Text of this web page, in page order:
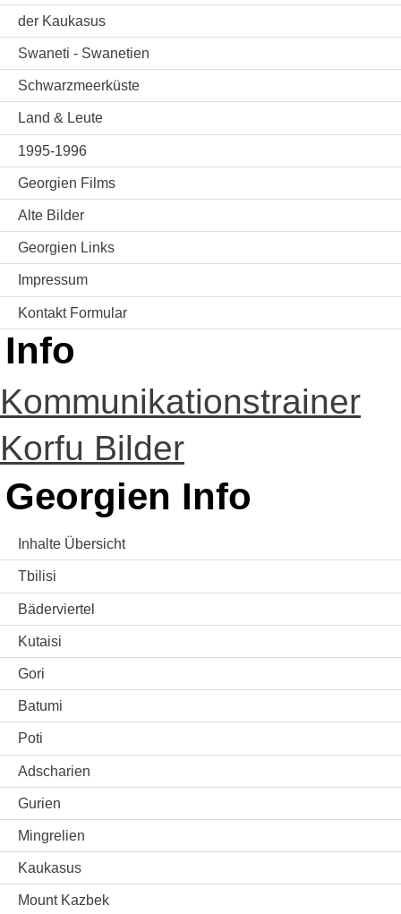
der Kaukasus
Swaneti - Swanetien
Schwarzmeerküste
Land & Leute
1995-1996
Georgien Films
Alte Bilder
Georgien Links
Impressum
Kontakt Formular
Info
Kommunikationstrainer
Korfu Bilder
Georgien Info
Inhalte Übersicht
Tbilisi
Bäderviertel
Kutaisi
Gori
Batumi
Poti
Adscharien
Gurien
Mingrelien
Kaukasus
Mount Kazbek